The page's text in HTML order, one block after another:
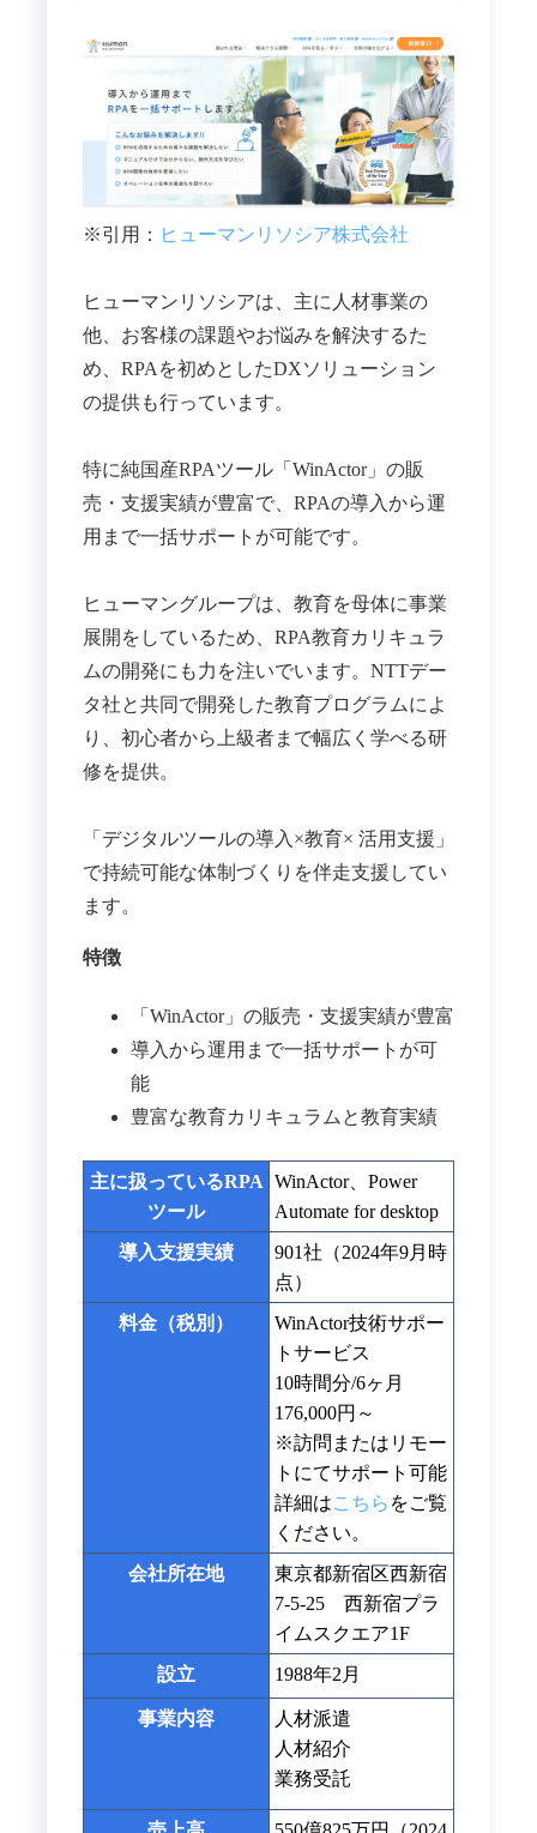
※引用： ヒューマンリソシア株式会社
ヒューマンリソシアは、主に人材事業の
他、お客様の課題やお悩みを解決するた
め、RPAを初めとしたDXソリューション
の提供も行っています。
特に純国産RPAツール「WinActor」の販
売・支援実績が豊富で、RPAの導入から運
用まで一括サポートが可能です。
ヒューマングループは、教育を母体に事業
展開をしているため、RPA教育カリキュラ
ムの開発にも力を注いでいます。NTTデー
タ社と共同で開発した教育プログラムによ
り、初心者から上級者まで幅広く学べる研
修を提供。
「デジタルツールの導入×教育× 活用支援」
で持続可能な体制づくりを伴走支援してい
ます。
特徴
「WinActor」の販売・支援実績が豊富
導入から運用まで一括サポートが可
能
豊富な教育カリキュラムと教育実績
主に扱っているRPA
ツール
WinActor、Power
Automate for desktop
導入支援実績
901社（2024年9月時
点）
料金（税別）
WinActor技術サポー
トサービス
10時間分/6ヶ月
176,000円～
※訪問またはリモー
トにてサポート可能
詳細はこちら をご覧
ください。
会社所在地
東京都新宿区西新宿
7-5-25 西新宿プラ
イムスクエア1F
設立
1988年2月
事業内容
人材派遣
人材紹介
業務受託